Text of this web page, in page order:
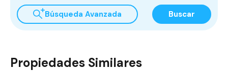
Búsqueda Avanzada Buscar
Propiedades Similares